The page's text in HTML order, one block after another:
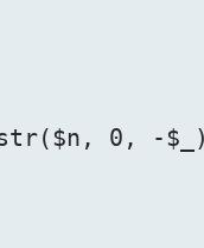
0, -